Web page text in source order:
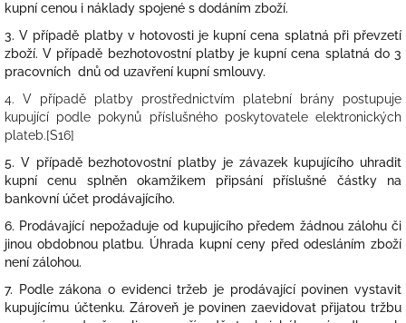
kupní cenou i náklady spojené s dodáním zboží.
3. V případě platby v hotovosti je kupní cena splatná při převzetí
zboží. V případě bezhotovostní platby je kupní cena splatná do 3
pracovních dnů od uzavření kupní smlouvy.
4. V případě platby prostřednictvím platební brány postupuje
kupující podle pokynů příslušného poskytovatele elektronických
plateb.[S16]
5. V případě bezhotovostní platby je závazek kupujícího uhradit
kupní cenu splněn okamžikem připsání příslušné částky na
bankovní účet prodávajícího.
6. Prodávající nepožaduje od kupujícího předem žádnou zálohu či
jinou obdobnou platbu. Úhrada kupní ceny před odesláním zboží
není zálohou.
7. Podle zákona o evidenci tržeb je prodávající povinen vystavit
kupujícímu účtenku. Zároveň je povinen zaevidovat přijatou tržbu